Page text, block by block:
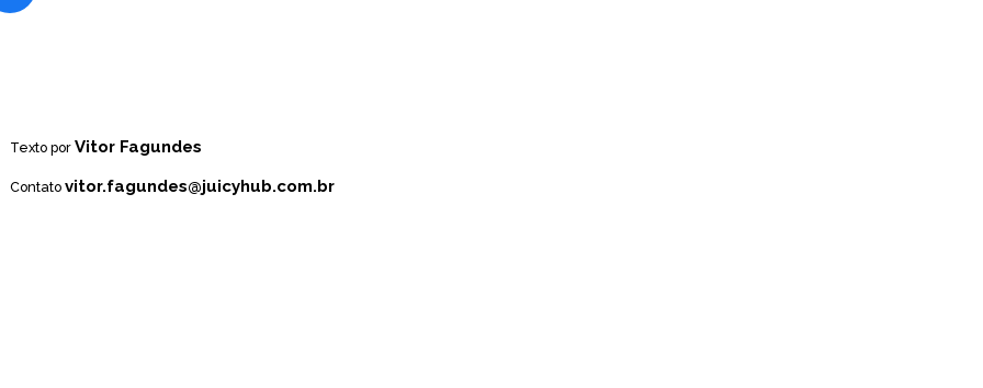
Texto por Vitor Fagundes
Contato vitor.fagundes@juicyhub.com.br